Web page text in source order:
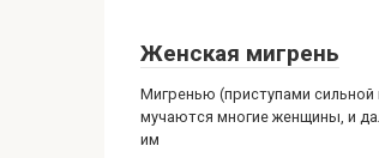
Женская мигрень
Мигренью (приступами сильной
мучаются многие женщины, и
им